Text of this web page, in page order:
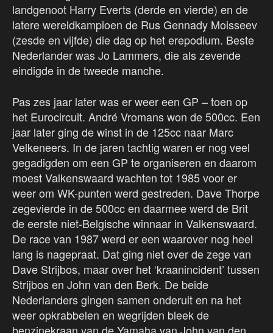
landgenoot Harry Everts (derde en vierde) en de
latere wereldkampioen de Rus Gennady Moisseev
(zesde en vijfde) die dag op het erepodium. Beste
Nederlander was Jo Lammers, die als zevende
eindigde in de tweede manche.
Pas zes jaar later was er weer een GP – toen op
het Eurocircuit. André Vromans won de 500cc. Een
jaar later ging de winst in de 125cc naar Marc
Velkeneers. In de jaren tachtig waren er nog veel
gegadigden om een GP te organiseren en daarom
moest Valkenswaard wachten tot 1985 voor er
weer om WK-punten werd gestreden. Dave Thorpe
zegevierde in de 500cc en daarmee werd de Brit
de eerste niet-Belgische winnaar in Valkenswaard.
De race van 1987 werd er een waarover nog heel
lang is nagepraat. Dat ging niet over de zege van
Dave Strijbos, maar over het ‘kraanincident’ tussen
Strijbos en John van den Berk. De beide
Nederlanders gingen samen onderuit en na het
weer opkrabbelen en wegrijden bleek de